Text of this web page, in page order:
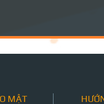
MẬT